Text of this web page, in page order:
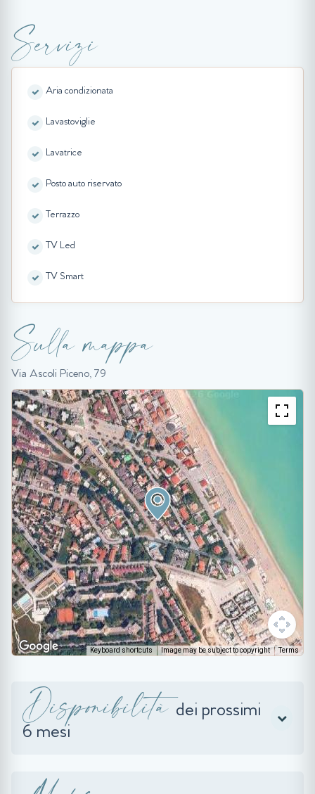
Servizi
Aria condizionata
Lavastoviglie
Lavatrice
Posto auto riservato
Terrazzo
TV Led
TV Smart
Sulla mappa
Via Ascoli Piceno, 79
Keyboard shortcuts Image may be subject to copyright Terms
Disponibilità dei prossimi
6 mesi